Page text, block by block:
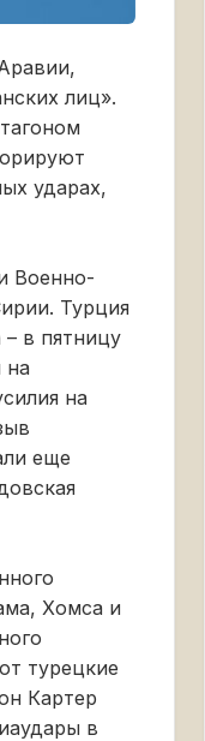
лиц».
ударах,
Военно-
Турция
в пятницу
на
на
еще
Хомса и
турецкие
Картер
в